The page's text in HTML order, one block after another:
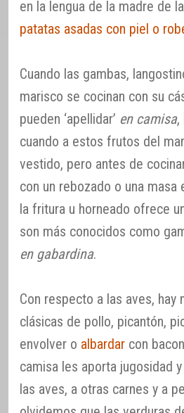
en la lengua de la madre de
patatas asadas con piel o
Cuando las gambas,
marisco se cocinan con su
pueden ‘apellidar’ en camisa,
cuando a estos frutos del
vestido, pero antes de
con un rebozado o una masa
la fritura u horneado ofrece
son más conocidos como
en gabardina.
Con respecto a las aves, hay
clásicas de pollo, picantón,
envolver o albardar con
camisa les aporta jugosidad
las aves, a otras carnes y a